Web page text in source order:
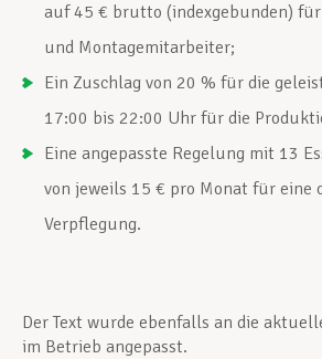
auf 45 € brutto (indexgebunden)
und Montagemitarbeiter;
Ein Zuschlag von 20 % für die
17:00 bis 22:00 Uhr für die
Eine angepasste Regelung mit 13
von jeweils 15 € pro Monat für eine
Verpflegung.
Der Text wurde ebenfalls an die
im Betrieb angepasst.